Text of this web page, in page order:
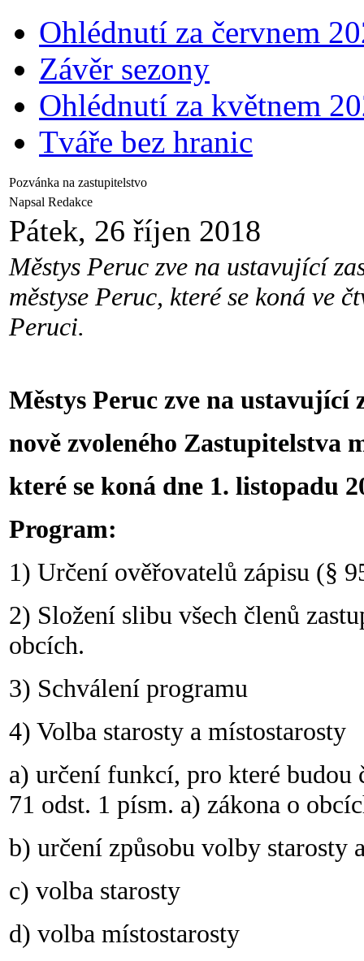
Ohlédnutí za červnem
Závěr sezony
Ohlédnutí za květnem
Tváře bez hranic
Pozvánka na zastupitelstvo
Napsal Redakce
Pátek, 26 říjen 2018
Městys Peruc zve na ustavující
městyse Peruc, které se koná ve
Peruci.
Městys Peruc zve na ustavující
nově zvoleného Zastupitelstva
které se koná dne 1. listopadu
Program:
1) Určení ověřovatelů zápisu (§
2) Složení slibu všech členů
obcích.
3) Schválení programu
4) Volba starosty a místostarosty
a) určení funkcí, pro které budou
71 odst. 1 písm. a) zákona o
b) určení způsobu volby starosty
c) volba starosty
d) volba místostarosty